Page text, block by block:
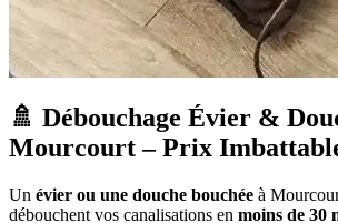
🚿 Débouchage Évier &
Mourcourt – Prix
Un évier ou une douche bouchée à
débouchent vos canalisations en moins de 30